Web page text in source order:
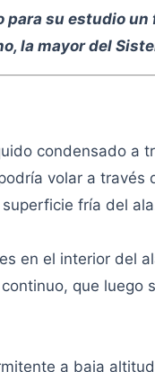
para su estudio
la mayor del
condensado a
volar a
fría del
en el interior del
que luego
a baja